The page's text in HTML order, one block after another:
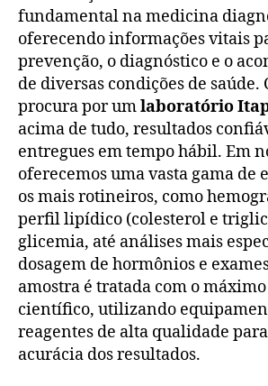
fundamental na medicina
oferecendo informações vitais
prevenção, o diagnóstico e o
de diversas condições de saúde.
procura por umlaboratório
acima de tudo, resultados
entregues em tempo hábil. Em
oferecemos uma vasta gama de
os mais rotineiros, como
perfil lipídico (colesterol e
glicemia, até análises mais
dosagem de hormônios e
amostra é tratada com o
científico, utilizando
reagentes de alta qualidade
acurácia dos resultados.